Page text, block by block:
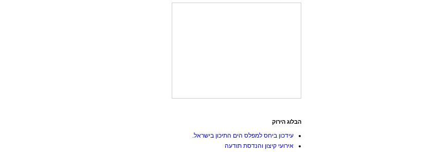
הבלוג הירוק
עידכון ביחס למפלס הים התיכון בישראל.
אירועי קיצון והנדסת תודעה